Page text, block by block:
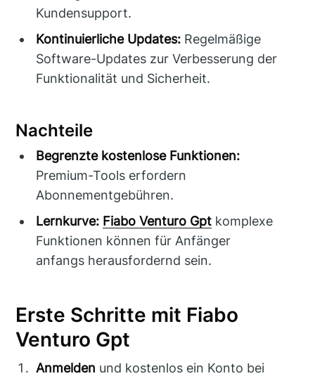
Kundensupport.
Kontinuierliche Updates: Regelmäßige
Software-Updates zur Verbesserung der
Funktionalität und Sicherheit.
Nachteile
Begrenzte kostenlose Funktionen:
Premium-Tools erfordern
Abonnementgebühren.
Lernkurve: Fiabo Venturo Gpt komplexe
Funktionen können für Anfänger
anfangs herausfordernd sein.
Erste Schritte mit Fiabo
Venturo Gpt
Anmelden und kostenlos ein Konto bei